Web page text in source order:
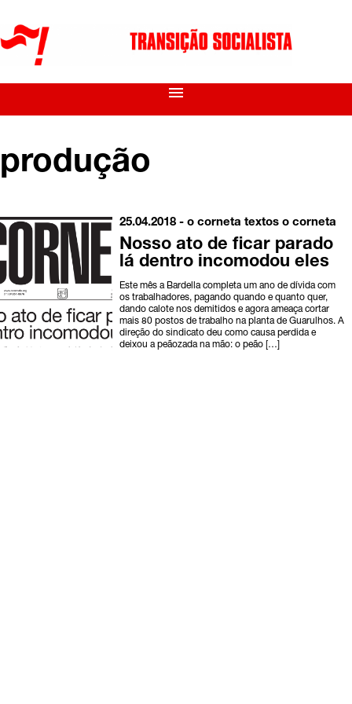
menu
produção
25.04.2018 -o corneta textos o corneta
Nosso ato de ficar parado
lá dentro incomodou eles
Este mês a Bardella completa um ano de dívida com
os trabalhadores, pagando quando e quanto quer,
dando calote nos demitidos e agora ameaça cortar
mais 80 postos de trabalho na planta de Guarulhos. A
direção do sindicato deu como causa perdida e
deixou a peãozada na mão: o peão […]